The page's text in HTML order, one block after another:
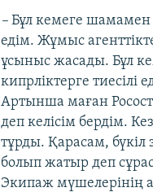
–Бұл кемеге шамамен
едім. Жұмыс
ұсыныс жасады. Бұл
кипрліктерге
Артынша маған
деп келісім бердім.
тұрды. Қарасам,
болып жатыр деп
Экипаж мүшелерінің